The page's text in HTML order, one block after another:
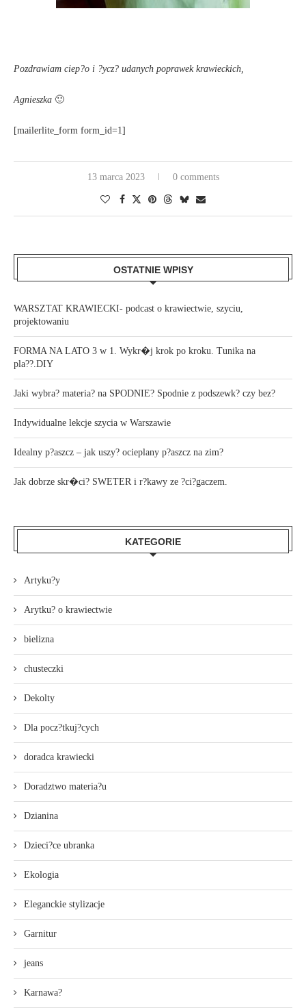
Pozdrawiam ciep?o i ?ycz? udanych poprawek krawieckich,
Agnieszka 🙂
[mailerlite_form form_id=1]
13 marca 2023 0 comments
OSTATNIE WPISY
WARSZTAT KRAWIECKI- podcast o krawiectwie, szyciu,
projektowaniu
FORMA NA LATO 3 w 1. Wykr�j krok po kroku. Tunika na
pla??.DIY
Jaki wybra? materia? na SPODNIE? Spodnie z podszewk? czy bez?
Indywidualne lekcje szycia w Warszawie
Idealny p?aszcz – jak uszy? ocieplany p?aszcz na zim?
Jak dobrze skr�ci? SWETER i r?kawy ze ?ci?gaczem.
KATEGORIE
Artyku?y
Arytku? o krawiectwie
bielizna
chusteczki
Dekolty
Dla pocz?tkuj?cych
doradca krawiecki
Doradztwo materia?u
Dzianina
Dzieci?ce ubranka
Ekologia
Eleganckie stylizacje
Garnitur
jeans
Karnawa?